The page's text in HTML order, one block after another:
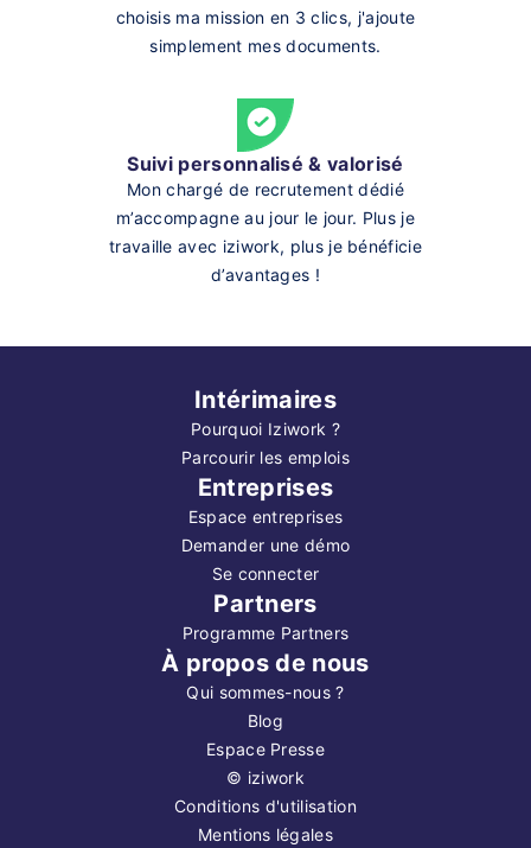
choisis ma mission en 3 clics, j'ajoute
simplement mes documents.
Suivi personnalisé & valorisé
Mon chargé de recrutement dédié
m’accompagne au jour le jour. Plus je
travaille avec iziwork, plus je bénéficie
d’avantages !
Intérimaires
Pourquoi Iziwork ?
Parcourir les emplois
Entreprises
Espace entreprises
Demander une démo
Se connecter
Partners
Programme Partners
À propos de nous
Qui sommes-nous ?
Blog
Espace Presse
© iziwork
Conditions d'utilisation
Mentions légales